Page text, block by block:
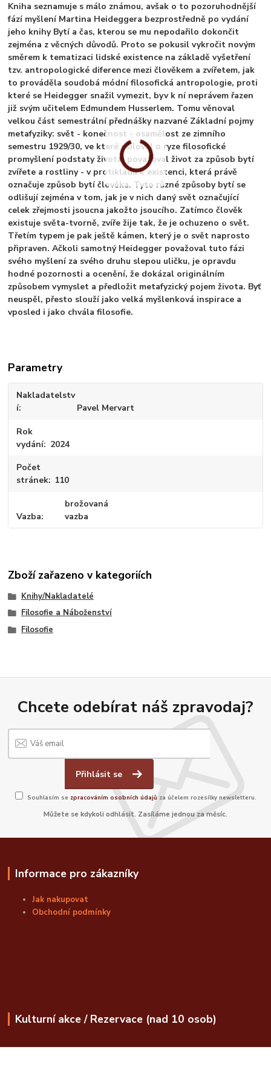
Kniha seznamuje s málo známou, avšak o to pozoruhodnější
fází myšlení Martina Heideggera bezprostředně po vydání
jeho knihy Bytí a čas, kterou se mu nepodařilo dokončit
zejména z věcných důvodů. Proto se pokusil vykročit novým
směrem k tematizaci lidské existence na základě vyšetření
tzv. antropologické diference mezi člověkem a zvířetem, jak
to prováděla soudobá módní filosofická antropologie, proti
které se Heidegger snažil vymezit, byv k ní neprávem řazen
již svým učitelem Edmundem Husserlem. Tomu věnoval
velkou část semestrální přednášky nazvané Základní pojmy
metafyziky: svět - konečnost - osamělost ze zimního
semestru 1929/30, ve které usiloval o ryze filosofické
promyšlení podstaty života: považoval život za způsob bytí
zvířete a rostliny - v protikladu k existenci, která právě
označuje způsob bytí člověka. Tyto různé způsoby bytí se
odlišují zejména v tom, jak je v nich daný svět označující
celek zřejmosti jsoucna jakožto jsoucího. Zatímco člověk
existuje světa-tvorně, zvíře žije tak, že je ochuzeno o svět.
Třetím typem je pak ještě kámen, který je o svět naprosto
připraven. Ačkoli samotný Heidegger považoval tuto fázi
svého myšlení za svého druhu slepou uličku, je opravdu
hodné pozornosti a ocenění, že dokázal originálním
způsobem vymyslet a předložit metafyzický pojem života. Byť
neuspěl, přesto slouží jako velká myšlenková inspirace a
vposled i jako chvála filosofie.
Parametry
Nakladatelstv
í
Pavel Mervart
Rok
vydání
2024
Počet
stránek
110
Vazba
brožovaná
vazba
Zboží zařazeno v kategoriích
Knihy/Nakladatelé
Filosofie a Náboženství
Filosofie
Chcete odebírat náš zpravodaj?
Přihlásit se
Souhlasím se zpracováním osobních údajů za účelem rozesílky newsletteru.
Můžete se kdykoli odhlásit. Zasíláme jednou za měsíc.
Informace pro zákazníky
Jak nakupovat
Obchodní podmínky
Kulturní akce / Rezervace (nad 10 osob)